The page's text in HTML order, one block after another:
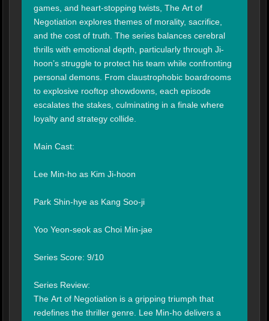
games, and heart-stopping twists, The Art of
Negotiation explores themes of morality, sacrifice,
and the cost of truth. The series balances cerebral
thrills with emotional depth, particularly through Ji-
hoon’s struggle to protect his team while confronting
personal demons. From claustrophobic boardrooms
to explosive rooftop showdowns, each episode
escalates the stakes, culminating in a finale where
loyalty and strategy collide.
Main Cast:
Lee Min-ho as Kim Ji-hoon
Park Shin-hye as Kang Soo-ji
Yoo Yeon-seok as Choi Min-jae
Series Score: 9/10
Series Review:
The Art of Negotiation is a gripping triumph that
redefines the thriller genre. Lee Min-ho delivers a